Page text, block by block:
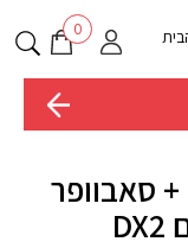
0
+ סאבוופר